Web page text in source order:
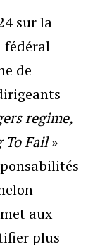
sur la
fédéral
de
regime,
To Fail»
aux
plus